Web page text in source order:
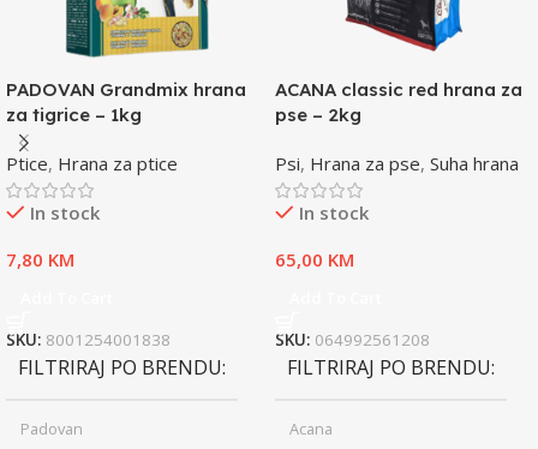
PADOVAN Grandmix hrana
za tigrice – 1kg
Ptice, Hrana za ptice
In stock
7,80 KM
SKU: 8001254001838
FILTRIRAJ PO BRENDU
Padovan
ACANA classic red hrana za
pse – 2kg
Psi, Hrana za pse, Suha hrana
In stock
65,00 KM
SKU: 064992561208
FILTRIRAJ PO BRENDU
Acana